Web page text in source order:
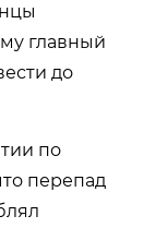
главный
до
по
перепад